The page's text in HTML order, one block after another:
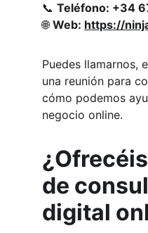
📞 Teléfono: +34
🌐 Web: https://
Puedes llamarnos,
una reunión para
cómo podemos
negocio online.
de
digital